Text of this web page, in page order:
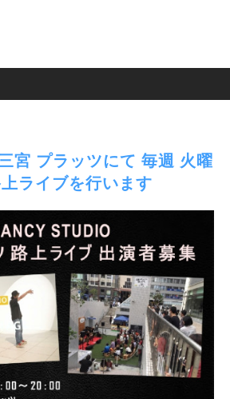
宮 プラッツにて 毎週 火曜
ライブを行います